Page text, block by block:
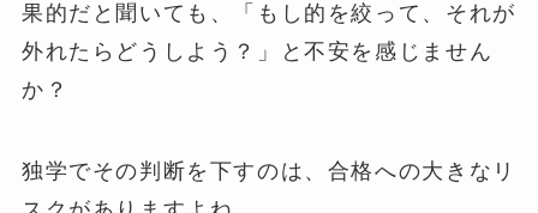
果的だと聞いても、「もし的を絞って、それが
外れたらどうしよう？」と不安を感じません
か？
独学でその判断を下すのは、合格への大きなリ